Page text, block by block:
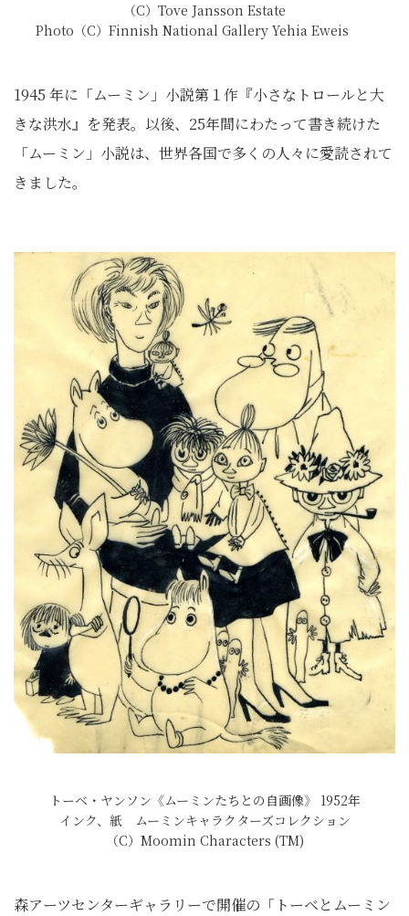
（C）Tove Jansson Estate
Photo（C）Finnish National Gallery Yehia Eweis
1945 年に「ムーミン」小説第１作『小さなトロールと大
きな洪水』を発表。以後、25年間にわたって書き続けた
「ムーミン」小説は、世界各国で多くの人々に愛読されて
きました。
トーベ・ヤンソン《ムーミンたちとの自画像》 1952年
インク、紙 ムーミンキャラクターズコレクション
（C）Moomin Characters (TM)
森アーツセンターギャラリーで開催の「トーベとムーミン